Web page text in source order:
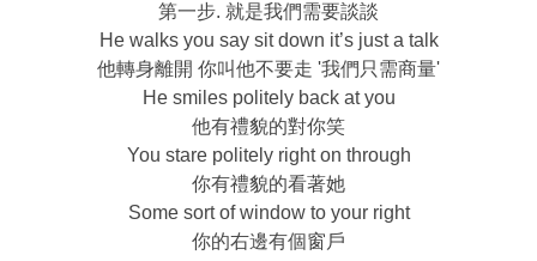
第一步. 就是我們需要談談
He walks you say sit down it’s just a talk
他轉身離開 你叫他不要走 '我們只需商量'
He smiles politely back at you
他有禮貌的對你笑
You stare politely right on through
你有禮貌的看著她
Some sort of window to your right
你的右邊有個窗戶